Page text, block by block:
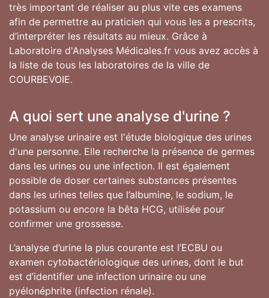
très important de réaliser au plus vite ces examens
afin de permettre au praticien qui vous les a prescrits,
d’interpréter les résultats au mieux. Grâce à
Laboratoire d'Analyses Médicales.fr vous avez accès à
la liste de tous les laboratoires de la ville de
COURBEVOIE.
A quoi sert une analyse d'urine ?
Une analyse urinaire est l'étude biologique des urines
d'une personne. Elle recherche la présence de germes
dans les urines ou une infection. Il est également
possible de doser certaines substances présentes
dans les urines telles que l’albumine, le sodium, le
potassium ou encore la bêta HCG, utilisée pour
confirmer une grossesse.
L’analyse d’urine la plus courante est l’ECBU ou
examen cytobactériologique des urines, dont le but
est d’identifier une infection urinaire ou une
pyélonéphrite (infection rénale).